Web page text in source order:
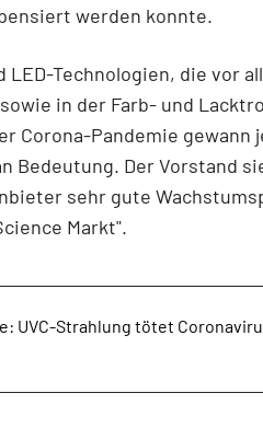
werden konnte.
LED-Technologien, die vor
in der Farb- und
Corona-Pandemie gewann
Bedeutung. Der Vorstand
sehr gute
Markt".
UVC-Strahlung tötet